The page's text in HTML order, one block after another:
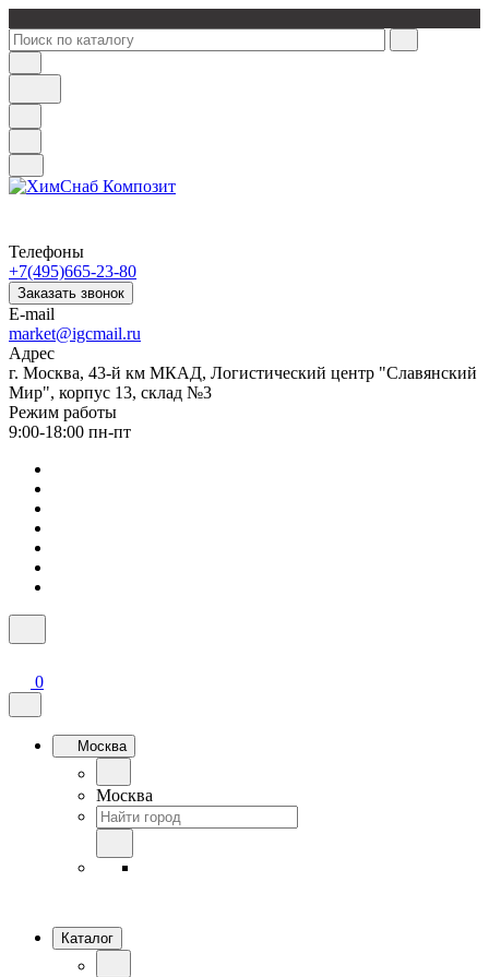
Телефоны
+7(495)665-23-80
Заказать звонок
E-mail
market@igcmail.ru
Адрес
г. Москва, 43-й км МКАД, Логистический центр "Славянский
Мир", корпус 13, склад №3
Режим работы
9:00-18:00 пн-пт
0
Москва
Москва
Каталог